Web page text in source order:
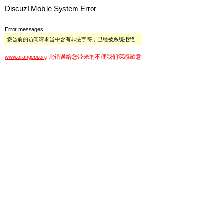
Discuz! Mobile System Error
Error messages:
您当前的访问请求当中含有非法字符，已经被系统拒绝
www.orangepi.org 此错误给您带来的不便我们深感歉意